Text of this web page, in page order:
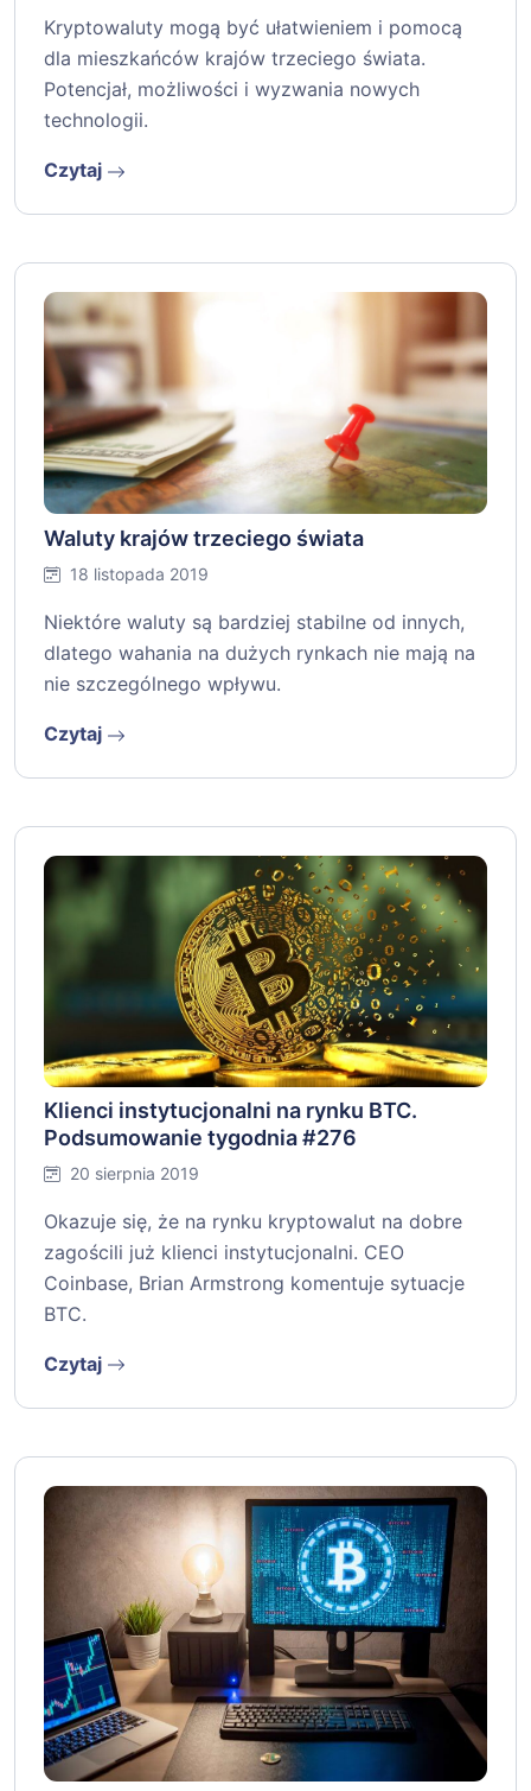
Kryptowaluty mogą być ułatwieniem i pomocą
dla mieszkańców krajów trzeciego świata.
Potencjał, możliwości i wyzwania nowych
technologii.
Czytaj
Waluty krajów trzeciego świata
18 listopada 2019
Niektóre waluty są bardziej stabilne od innych,
dlatego wahania na dużych rynkach nie mają na
nie szczególnego wpływu.
Czytaj
Klienci instytucjonalni na rynku BTC.
Podsumowanie tygodnia #276
20 sierpnia 2019
Okazuje się, że na rynku kryptowalut na dobre
zagościli już klienci instytucjonalni. CEO
Coinbase, Brian Armstrong komentuje sytuacje
BTC.
Czytaj